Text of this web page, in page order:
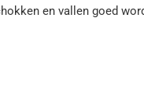
en vallen goed